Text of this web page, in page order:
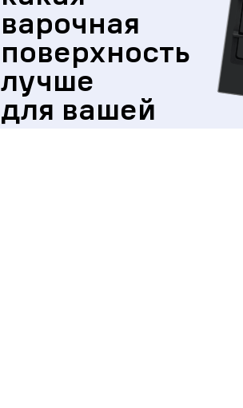
варочная
поверхность
лучше
для вашей